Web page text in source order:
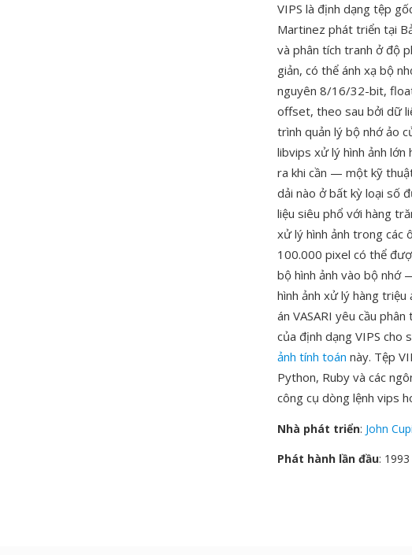
VIPS là định dạng tệp
Martinez phát triển tại
và phân tích tranh ở độ
giản, có thể ánh xạ bộ
nguyên 8/16/32-bit,
offset, theo sau bởi dữ
trình quản lý bộ nhớ ảo
libvips xử lý hình ảnh lớn
ra khi cần — một kỹ
dải nào ở bất kỳ loại số
liệu siêu phổ với hàng
xử lý hình ảnh trong các
100.000 pixel có thể
bộ hình ảnh vào bộ nhớ
hình ảnh xử lý hàng
án VASARI yêu cầu
của định dạng VIPS cho
ảnh tính toán này. Tệp
Python, Ruby và các
công cụ dòng lệnh vips
Nhà phát triển: John
Phát hành lần đầu: 1993